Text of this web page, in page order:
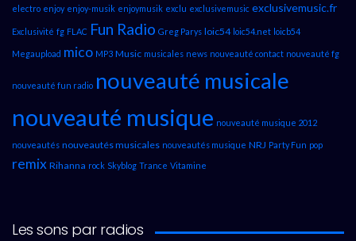
electro enjoy enjoy-musik enjoymusik exclu exclusivemusic exclusivemusic.fr
Exclusivité fg FLAC Fun Radio Greg Parys loic54 loic54.net loicb54
Megaupload mico MP3 Music musicales news nouveauté contact nouveauté fg
nouveauté fun radio nouveauté musicale
nouveauté musique nouveauté musique 2012
nouveautés nouveautés musicales nouveautés musique NRJ Party Fun pop
remix Rihanna rock Skyblog Trance Vitamine
Les sons par radios